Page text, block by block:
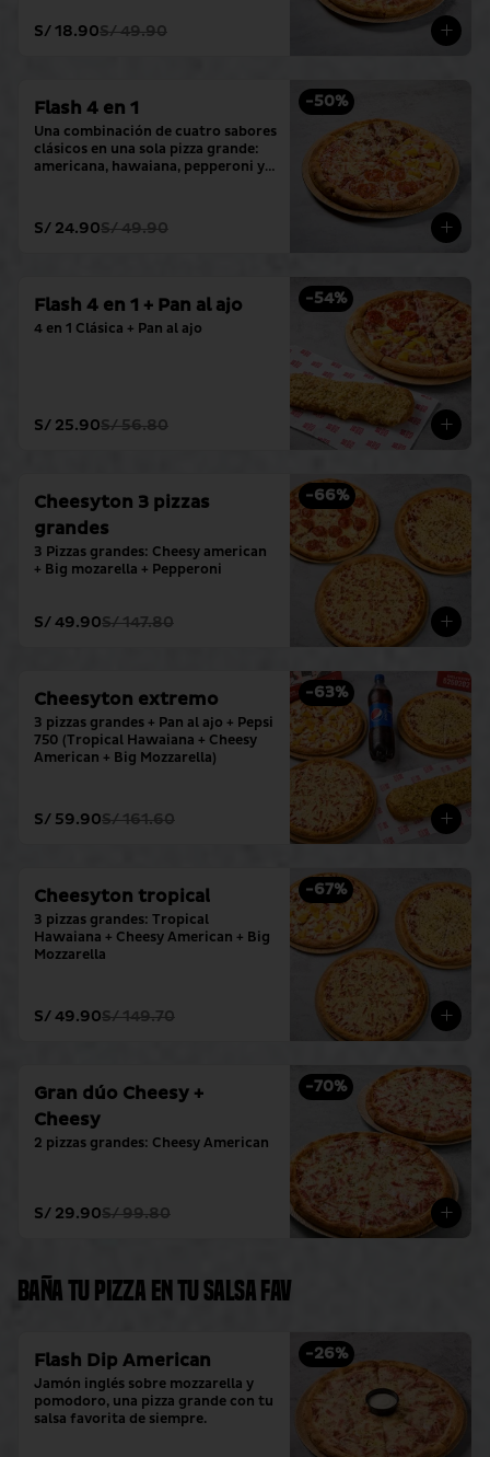
S/ 18.90S/ 49.90
-50%
Flash 4 en 1
Una combinación de cuatro sabores
clásicos en una sola pizza grande:
americana, hawaiana, pepperoni y
S/ 24.90S/ 49.90
-54%
Flash 4 en 1 + Pan al ajo
4 en 1 Clásica + Pan al ajo
S/ 25.90S/ 56.80
-66%
Cheesyton 3 pizzas
grandes
3 Pizzas grandes: Cheesy american
+ Big mozarella + Pepperoni
S/ 49.90S/ 147.80
-63%
Cheesyton extremo
3 pizzas grandes + Pan al ajo + Pepsi
750 (Tropical Hawaiana + Cheesy
American + Big Mozzarella)
S/ 59.90S/ 161.60
-67%
Cheesyton tropical
3 pizzas grandes: Tropical
Hawaiana + Cheesy American + Big
Mozzarella
S/ 49.90S/ 149.70
-70%
Gran dúo Cheesy +
Cheesy
2 pizzas grandes: Cheesy American
S/ 29.90S/ 99.80
Baña tu pizza en tu salsa fav
-26%
Flash Dip American
Jamón inglés sobre mozzarella y
pomodoro, una pizza grande con tu
salsa favorita de siempre.